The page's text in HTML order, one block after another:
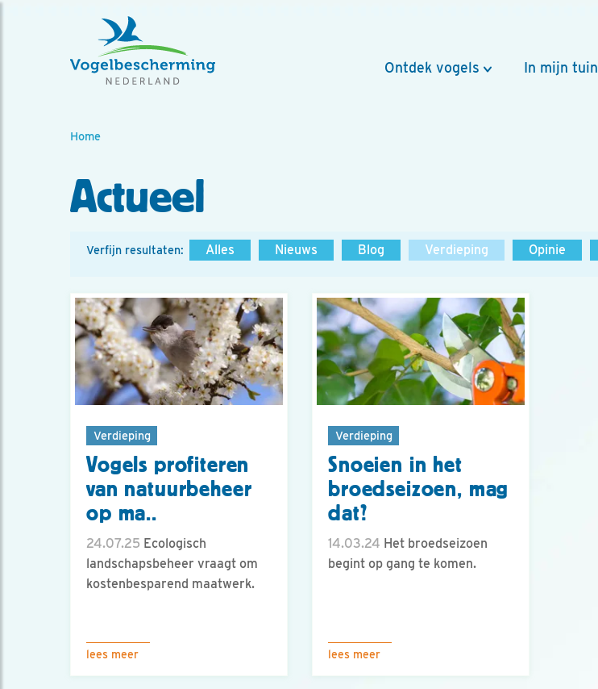
Ontdek vogels In mijn tuin
Home
Actueel
Verfijn resultaten: Alles Nieuws Blog Verdieping Opinie
Verdieping
Vogels profiteren
van natuurbeheer
op ma..
24.07.25 Ecologisch
landschapsbeheer vraagt om
kostenbesparend maatwerk.
lees meer
Verdieping
Snoeien in het
broedseizoen, mag
dat?
14.03.24 Het broedseizoen
begint op gang te komen.
lees meer